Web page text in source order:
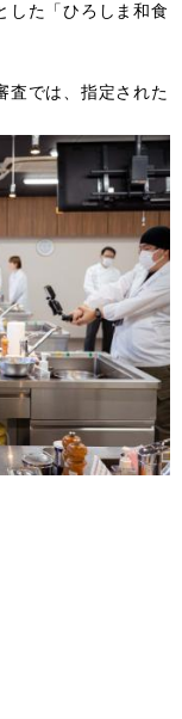
した「ひろしま和食
査では、指定された